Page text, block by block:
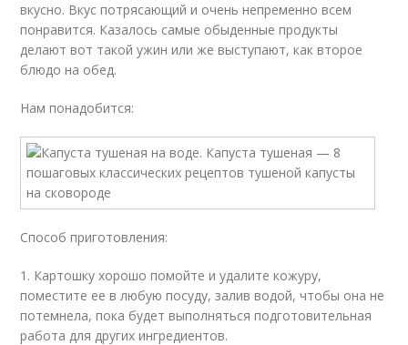
вкусно. Вкус потрясающий и очень непременно всем
понравится. Казалось самые обыденные продукты
делают вот такой ужин или же выступают, как второе
блюдо на обед.
Нам понадобится:
Способ приготовления:
1. Картошку хорошо помойте и удалите кожуру,
поместите ее в любую посуду, залив водой, чтобы она не
потемнела, пока будет выполняться подготовительная
работа для других ингредиентов.